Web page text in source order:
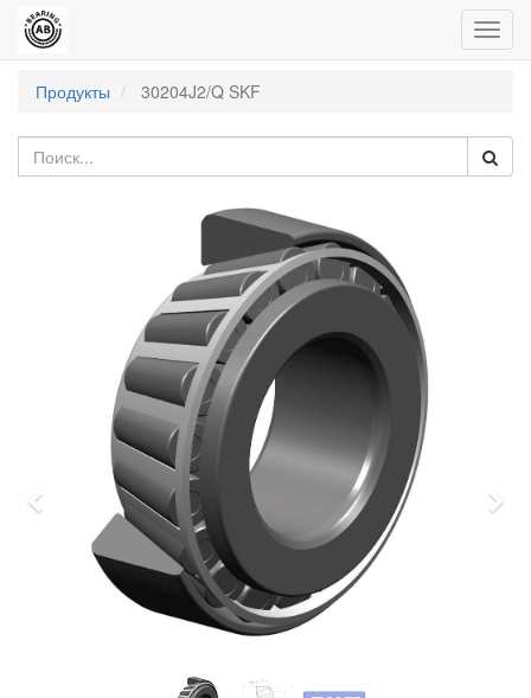
Продукты
30204J2/Q SKF
Previous